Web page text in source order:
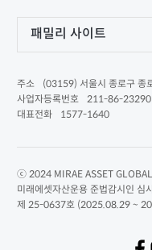
패밀리 사이트
주소
(03159) 서울시 종로구 종
사업자등록번호
211-86-23290
대표전화
1577-1640
ⓒ 2024 MIRAE ASSET
미래에셋자산운용 준법감시인 심
제 25-0637호 (2025.08.29 ~